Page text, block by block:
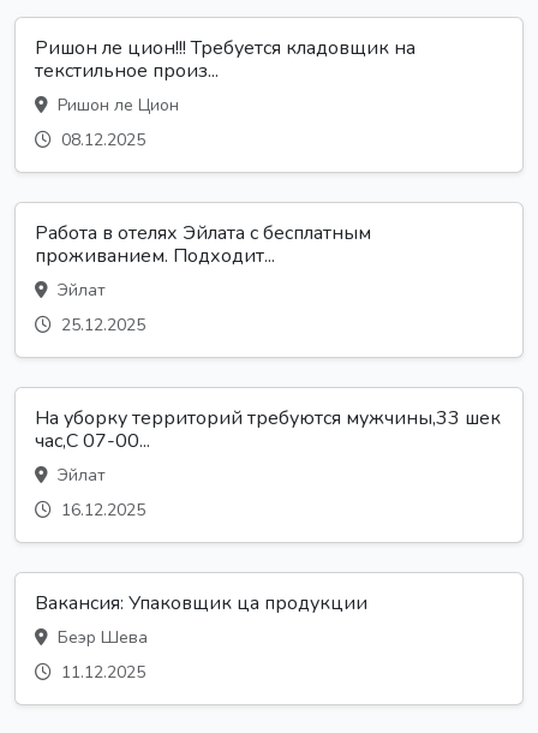
Ришон ле цион!!! Требуется кладовщик на
текстильное произ...
Ришон ле Цион
08.12.2025
Работа в отелях Эйлата с бесплатным
проживанием. Подходит...
Эйлат
25.12.2025
На уборку территорий требуются мужчины,33 шек
час,С 07-00...
Эйлат
16.12.2025
Вакансия: Упаковщик ца продукции
Беэр Шева
11.12.2025